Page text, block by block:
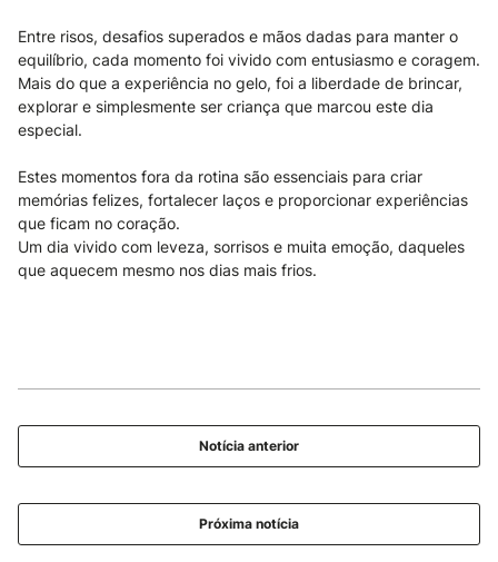
Entre risos, desafios superados e mãos dadas para manter o
equilíbrio, cada momento foi vivido com entusiasmo e coragem.
Mais do que a experiência no gelo, foi a liberdade de brincar,
explorar e simplesmente ser criança que marcou este dia
especial.
Estes momentos fora da rotina são essenciais para criar
memórias felizes, fortalecer laços e proporcionar experiências
que ficam no coração.
Um dia vivido com leveza, sorrisos e muita emoção, daqueles
que aquecem mesmo nos dias mais frios.
Notícia anterior
Próxima notícia